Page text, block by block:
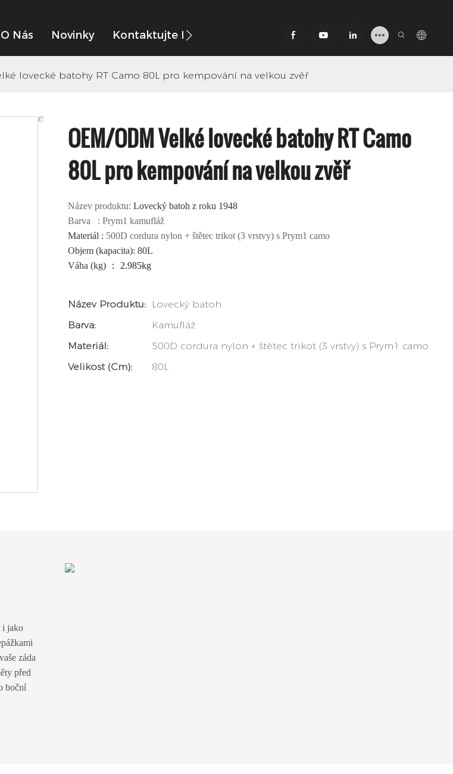
O Nás Novinky Kontaktujte Nás
lovecké batohy RT Camo 80L pro kempování na velkou zvěř
OEM/ODM Velké lovecké batohy RT Camo
80L pro kempování na velkou zvěř
Název produktu: Lovecký batoh z roku 1948
Barva
: Prym1 kamufláž
Materiál : 500D cordura nylon + štětec trikot (3 vrstvy) s Prym1 camo
Objem (kapacita): 80L
Váha (kg)
： 2.985kg
Název Produktu:
Lovecký batoh
Barva:
Kamufláž
Materiál:
500D cordura nylon + štětec trikot (3 vrstvy) s Prym1 camo
Velikost (cm):
80L
i jako
záda
před
boční